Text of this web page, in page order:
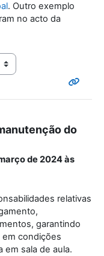
. Outro exemplo
no acto da
do
de 2024 às
relativas
garantindo
condições
em sala de aula.